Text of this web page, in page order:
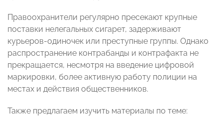
Правоохранители регулярно пресекают крупные
поставки нелегальных сигарет, задерживают
курьеров-одиночек или преступные группы. Однако
распространение контрабанды и контрафакта не
прекращается, несмотря на введение цифровой
маркировки, более активную работу полиции на
местах и действия общественников.
Также предлагаем изучить материалы по теме: